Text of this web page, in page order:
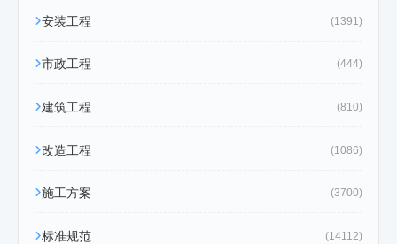
安装工程 (1391)
市政工程 (444)
建筑工程 (810)
改造工程 (1086)
施工方案 (3700)
标准规范 (14112)